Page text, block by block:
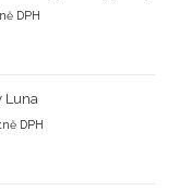
DPH
Luna
DPH